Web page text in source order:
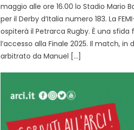
maggio alle ore 16.00 lo Stadio Mario
per il Derby d’Italia numero 183. La
ospiterà il Petrarca Rugby. È una
l’accesso alla Finale 2025. Il match, in
arbitrato da Manuel […]